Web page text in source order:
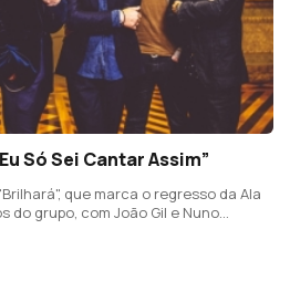
Só Sei Cantar Assim”
que marca o regresso da Ala
do grupo, com João Gil e Nuno